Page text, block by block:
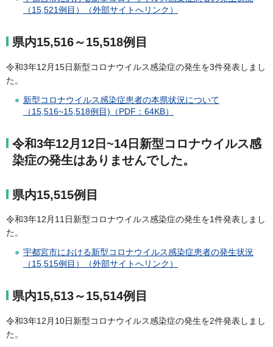
（15,521例目）（外部サイトへリンク）
県内15,516～15,518例目
令和3年12月15日新型コロナウイルス感染症の発生を3件発表しまし
た。
新型コロナウイルス感染症患者の本県状況について
（15,516~15,518例目)（PDF：64KB）
令和3年12月12日~14日新型コロナウイルス感
染症の発生はありませんでした。
県内15,515例目
令和3年12月11日新型コロナウイルス感染症の発生を1件発表しまし
た。
宇都宮市における新型コロナウイルス感染症患者の発生状況
（15,515例目）（外部サイトへリンク）
県内15,513～15,514例目
令和3年12月10日新型コロナウイルス感染症の発生を2件発表しまし
た。